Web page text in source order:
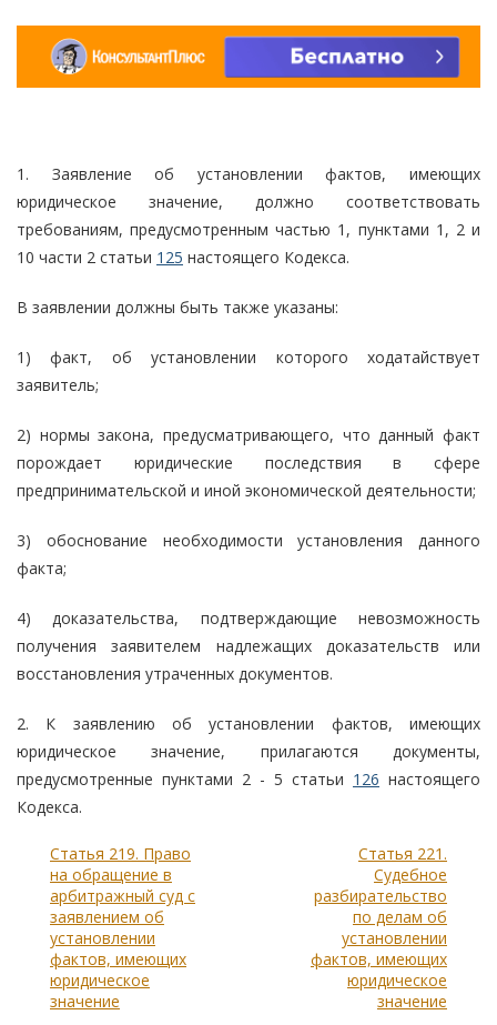
1. Заявление об установлении фактов, имеющих
юридическое значение, должно соответствовать
требованиям, предусмотренным частью 1, пунктами 1, 2 и
10 части 2 статьи 125 настоящего Кодекса.
В заявлении должны быть также указаны:
1) факт, об установлении которого ходатайствует
заявитель;
2) нормы закона, предусматривающего, что данный факт
порождает юридические последствия в сфере
предпринимательской и иной экономической деятельности;
3) обоснование необходимости установления данного
факта;
4) доказательства, подтверждающие невозможность
получения заявителем надлежащих доказательств или
восстановления утраченных документов.
2. К заявлению об установлении фактов, имеющих
юридическое значение, прилагаются документы,
предусмотренные пунктами 2 - 5 статьи 126 настоящего
Кодекса.
Статья 219. Право
на обращение в
арбитражный суд с
заявлением об
установлении
фактов, имеющих
юридическое
значение
Статья 221.
Судебное
разбирательство
по делам об
установлении
фактов, имеющих
юридическое
значение